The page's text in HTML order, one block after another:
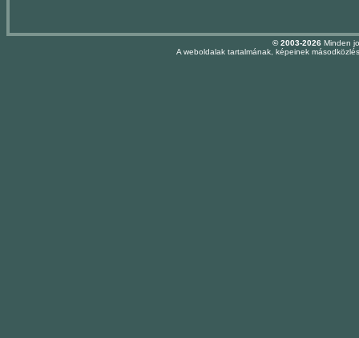
© 2003-2026Minden
A weboldalak tartalmának, képeinek